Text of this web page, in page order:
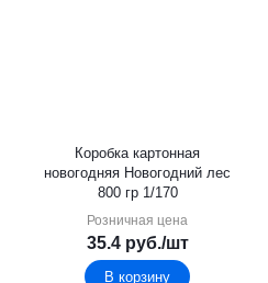
Коробка картонная
новогодняя Новогодний лес
800 гр 1/170
Розничная цена
35.4руб./шт
В корзину